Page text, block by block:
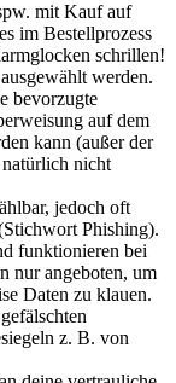
mit Kauf auf
im Bestellprozess
schrillen!
werden.
bevorzugte
auf dem
kann (außer der
nicht
jedoch oft
Phishing).
funktionieren bei
nur angeboten, um
Daten zu klauen.
z. B. von